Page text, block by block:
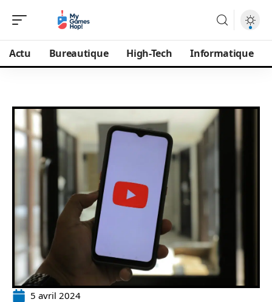
Actu Bureautique High-Tech Informatique
5 avril 2024